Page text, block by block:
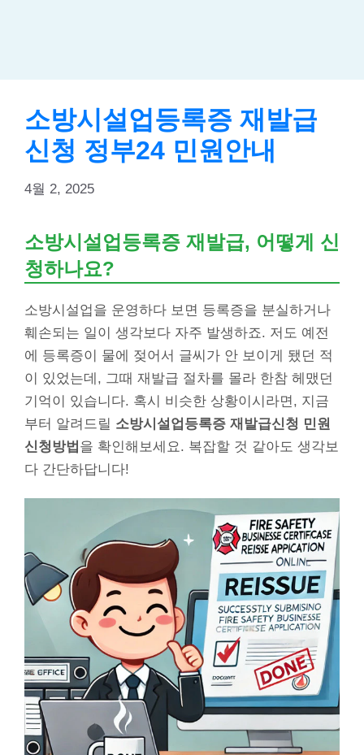
소방시설업등록증 재발급
신청 정부24 민원안내
4월 2, 2025
소방시설업등록증 재발급, 어떻게 신
청하나요?
소방시설업을 운영하다 보면 등록증을 분실하거나
훼손되는 일이 생각보다 자주 발생하죠. 저도 예전
에 등록증이 물에 젖어서 글씨가 안 보이게 됐던 적
이 있었는데, 그때 재발급 절차를 몰라 한참 헤맸던
기억이 있습니다. 혹시 비슷한 상황이시라면, 지금
부터 알려드릴 소방시설업등록증 재발급신청 민원
신청방법 을 확인해보세요. 복잡할 것 같아도 생각보
다 간단하답니다!